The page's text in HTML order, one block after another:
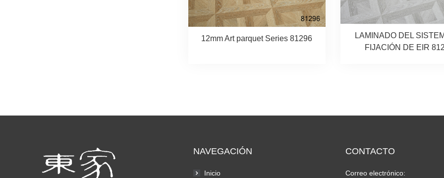
12mm Art parquet Series 81296
LAMINADO DEL
FIJACIÓN DE EIR
NAVEGACIÓN
Inicio
CONTACTO
Correo electrónico: